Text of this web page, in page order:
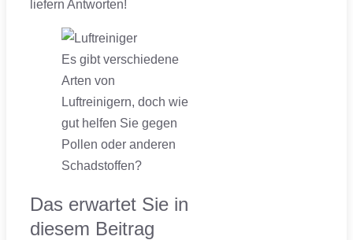
liefern Antworten!
Es gibt verschiedene
Arten von
Luftreinigern, doch wie
gut helfen Sie gegen
Pollen oder anderen
Schadstoffen?
Das erwartet Sie in
diesem Beitrag